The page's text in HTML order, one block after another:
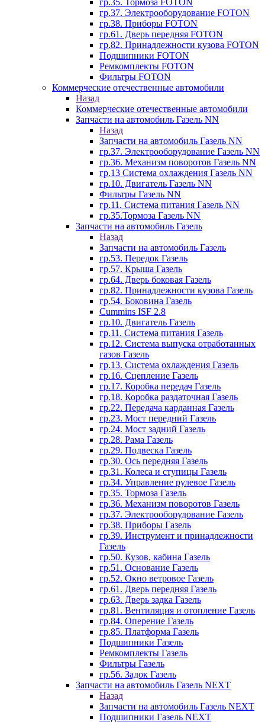
гр.35. Тормоза FOTON
гр.37. Электрооборудование FOTON
гр.38. Приборы FOTON
гр.61. Дверь передняя FOTON
гр.82. Принадлежности кузова FOTON
Подшипники FOTON
Ремкомплекты FOTON
Фильтры FOTON
Коммерческие отечественные автомобили
Назад
Коммерческие отечественные автомобили
Запчасти на автомобиль Газель NN
Назад
Запчасти на автомобиль Газель NN
гр.37. Электрооборудование Газель NN
гр.36. Механизм поворотов Газель NN
гр.13 Система охлаждения Газель NN
гр.10. Двигатель Газель NN
Фильтры Газель NN
гр.11. Система питания Газель NN
гр.35.Тормоза Газель NN
Запчасти на автомобиль Газель
Назад
Запчасти на автомобиль Газель
гр.53. Передок Газель
гр.57. Крыша Газель
гр.64. Дверь боковая Газель
гр.82. Принадлежности кузова Газель
гр.54. Боковина Газель
Cummins ISF 2.8
гр.10. Двигатель Газель
гр.11. Система питания Газель
гр.12. Система выпуска отработанных
газов Газель
гр.13. Система охлаждения Газель
гр.16. Сцепление Газель
гр.17. Коробка передач Газель
гр.18. Коробка раздаточная Газель
гр.22. Передача карданная Газель
гр.23. Мост передний Газель
гр.24. Мост задний Газель
гр.28. Рама Газель
гр.29. Подвеска Газель
гр.30. Ось передняя Газель
гр.31. Колеса и ступицы Газель
гр.34. Управление рулевое Газель
гр.35. Тормоза Газель
гр.36. Механизм поворотов Газель
гр.37. Электрооборудование Газель
гр.38. Приборы Газель
гр.39. Инструмент и принадлежности
Газель
гр.50. Кузов, кабина Газель
гр.51. Основание Газель
гр.52. Окно ветровое Газель
гр.61. Дверь передняя Газель
гр.63. Дверь задка Газель
гр.81. Вентиляция и отопление Газель
гр.84. Оперение Газель
гр.85. Платформа Газель
Подшипники Газель
Ремкомплекты Газель
Фильтры Газель
гр.56. Задок Газель
Запчасти на автомобиль Газель NEXT
Назад
Запчасти на автомобиль Газель NEXT
Подшипники Газель NEXT